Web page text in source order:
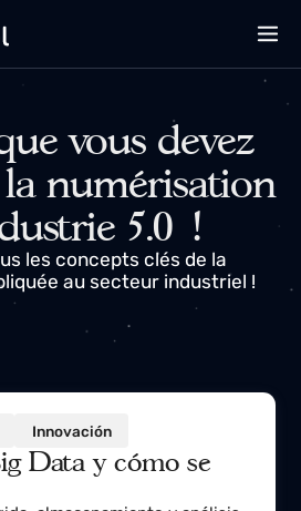
vous devez
la
5.0 !
les concepts clés de la
au secteur industriel !
Innovación
Data y cómo se